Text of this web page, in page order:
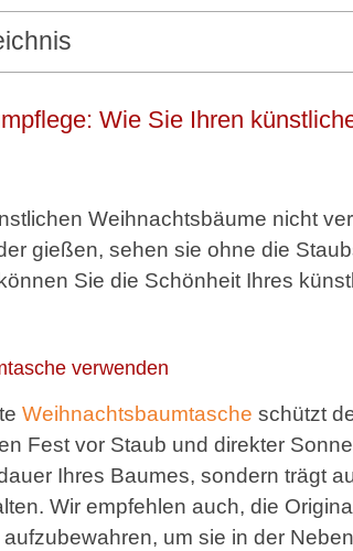
Wie Sie Ihren
Weihnachtsbäume nicht
gießen, sehen sie ohne die
Sie die Schönheit Ihres
verwenden
Weihnachtsbaumtasche schützt
Fest vor Staub und direkter
Ihres Baumes, sondern trägt
Wir empfehlen auch, die
um sie in der